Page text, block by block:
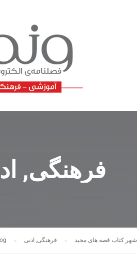
فرهنگی,
فرهنگی, ادبی شهر کتاب قصه های مجید